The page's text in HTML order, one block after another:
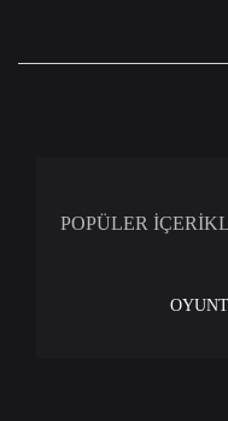
POPÜLER
OYUN